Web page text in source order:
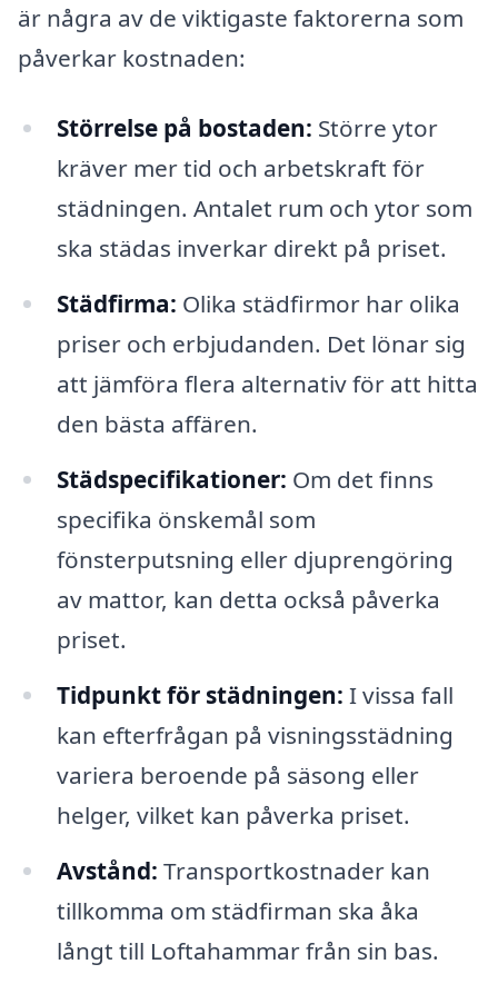
är några av de viktigaste faktorerna som
påverkar kostnaden:
Störrelse på bostaden: Större ytor
kräver mer tid och arbetskraft för
städningen. Antalet rum och ytor som
ska städas inverkar direkt på priset.
Städfirma: Olika städfirmor har olika
priser och erbjudanden. Det lönar sig
att jämföra flera alternativ för att hitta
den bästa affären.
Städspecifikationer: Om det finns
specifika önskemål som
fönsterputsning eller djuprengöring
av mattor, kan detta också påverka
priset.
Tidpunkt för städningen: I vissa fall
kan efterfrågan på visningsstädning
variera beroende på säsong eller
helger, vilket kan påverka priset.
Avstånd: Transportkostnader kan
tillkomma om städfirman ska åka
långt till Loftahammar från sin bas.